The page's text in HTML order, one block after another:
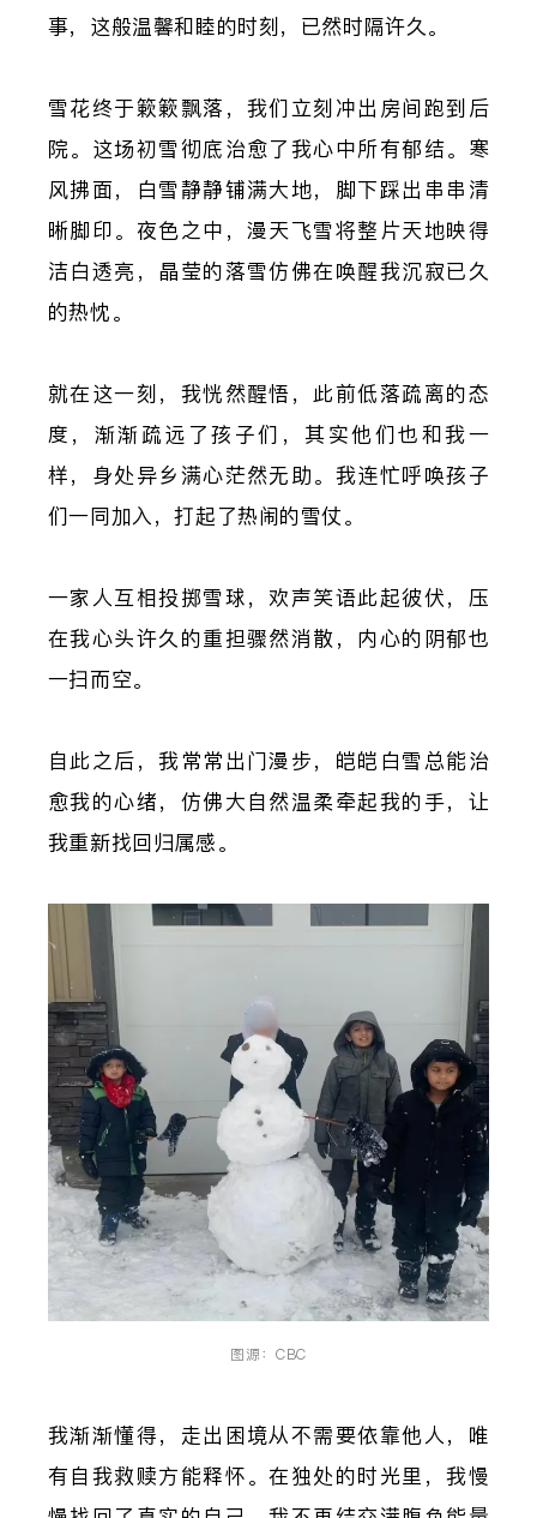
事，这般温馨和睦的时刻，已然时隔许久。
雪花终于簌簌飘落，我们立刻冲出房间跑到后
院。这场初雪彻底治愈了我心中所有郁结。寒
风拂面，白雪静静铺满大地，脚下踩出串串清
晰脚印。夜色之中，漫天飞雪将整片天地映得
洁白透亮，晶莹的落雪仿佛在唤醒我沉寂已久
的热忱。
就在这一刻，我恍然醒悟，此前低落疏离的态
度，渐渐疏远了孩子们，其实他们也和我一
样，身处异乡满心茫然无助。我连忙呼唤孩子
们一同加入，打起了热闹的雪仗。
一家人互相投掷雪球，欢声笑语此起彼伏，压
在我心头许久的重担骤然消散，内心的阴郁也
一扫而空。
自此之后，我常常出门漫步，皑皑白雪总能治
愈我的心绪，仿佛大自然温柔牵起我的手，让
我重新找回归属感。
图源：CBC
我渐渐懂得，走出困境从不需要依靠他人，唯
有自我救赎方能释怀。在独处的时光里，我慢